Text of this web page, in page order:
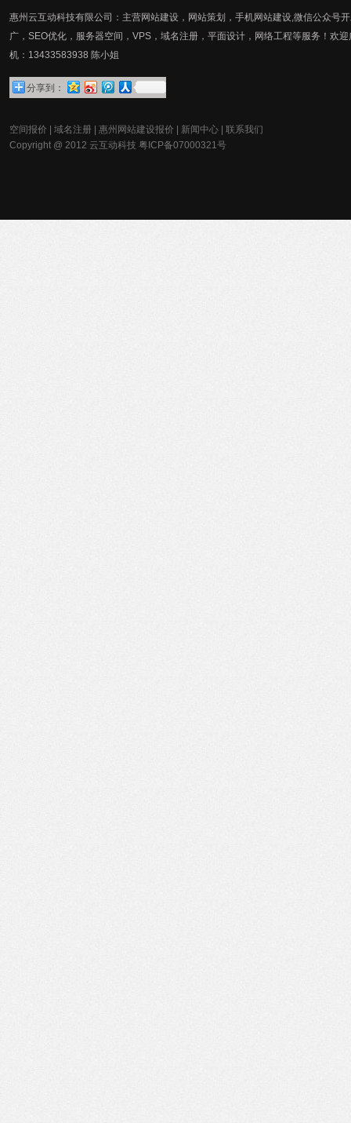
惠州云互动科技有限公司：主营网站建设，网站策划，手机网站建设,微信公众号
广，SEO优化，服务器空间，VPS，域名注册，平面设计，网络工程等服务！欢
机：13433583938 陈小姐
分享到：
空间报价 域名注册 惠州网站建设报价 新闻中心
联系我们
Copyright @ 2012 云互动科技 粤ICP备07000321号